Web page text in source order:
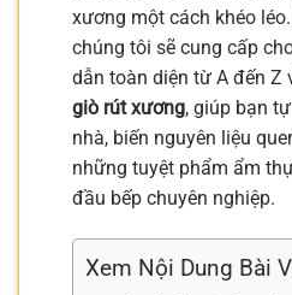
xương một cách khéo
chúng tôi sẽ cung cấp
dẫn toàn diện từ A đến Z
giò rút xương, giúp bạn
nhà, biến nguyên liệu
những tuyệt phẩm ẩm
đầu bếp chuyên nghiệp.
Xem Nội Dung Bài